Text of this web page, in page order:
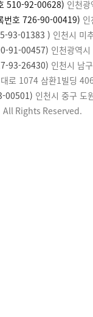
510-92-00628) 인천
번호 726-90-00419) 인
93-01383 ) 인천시 미
91-00457) 인천광역
93-26430) 인천시 남
대로 1074 삼환1빌딩
00501) 인천시 중구
All Rights Reserved.